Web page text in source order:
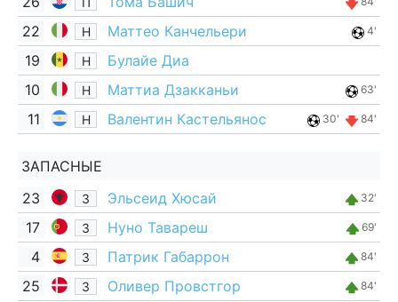
22 Н Маттео Канчельери 4'
19 Н
Булайе Диа
10
Н Маттиа Дзакканьи 63'
11 Н Валентин Кастельянос 30' 84'
ЗАПАСНЫЕ
23
З Эльсеид Хюсай 32'
17 З Нуно Тавареш 69'
4 З Патрик Габаррон 84'
25 З Оливер Провстгор 84'